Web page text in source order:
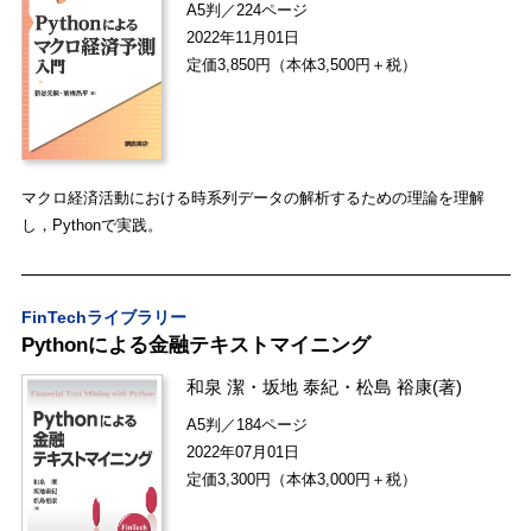
A5判／224ページ
2022年11月01日
定価3,850円（本体3,500円＋税）
マクロ経済活動における時系列データの解析するための理論を理解
し，Pythonで実践。
FinTechライブラリー
Pythonによる金融テキストマイニング
和泉 潔 ・坂地 泰紀 ・松島 裕康(著)
A5判／184ページ
2022年07月01日
定価3,300円（本体3,000円＋税）